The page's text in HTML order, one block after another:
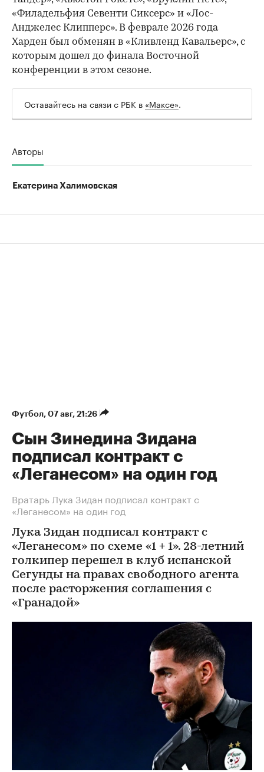
«Филадельфия Севенти Сиксерс» и «Лос-
Анджелес Клипперс». В феврале 2026 года
Харден был обменян в «Кливленд Кавальерс», с
которым дошел до финала Восточной
конференции в этом сезоне.
Оставайтесь на связи с РБК в «Максе».
Авторы
Екатерина Халимовская
Футбол 07 авг, 21:26
Сын Зинедина Зидана
подписал контракт с
«Леганесом» на один год
Вратарь Лука Зидан подписал контракт с
«Леганесом» на один год
Лука Зидан подписал контракт с
«Леганесом» по схеме «1 + 1». 28-летний
голкипер перешел в клуб испанской
Сегунды на правах свободного агента
после расторжения соглашения с
«Гранадой»